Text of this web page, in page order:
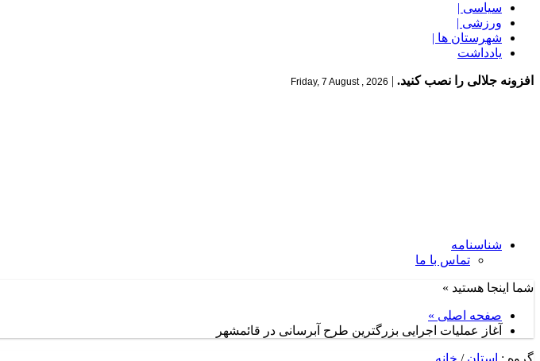
سیاسی |
ورزشی |
شهرستان ها |
یادداشت
افزونه جلالی را نصب کنید. |
Friday, 7 August , 2026
شناسنامه
تماس با ما
شما اینجا هستید »
صفحه اصلی »
آغاز عملیات اجرایی بزرگترین طرح آبرسانی در قائمشهر
گروه : استان / خانه